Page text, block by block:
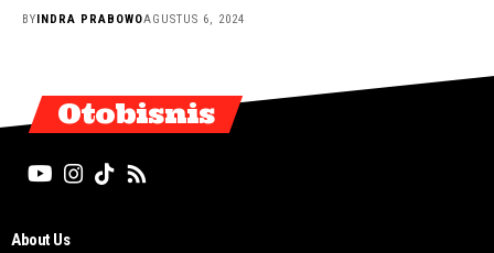
BYINDRA PRABOWOAGUSTUS 6, 2024
Otobisnis
About Us